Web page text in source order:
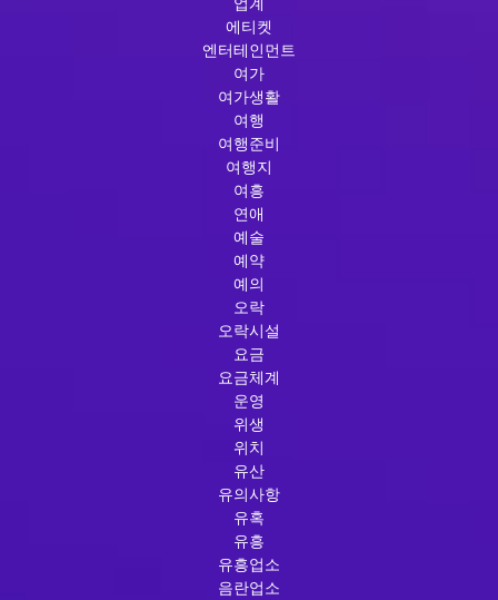
에티켓
엔터테인먼트
여가
여가생활
여행
여행준비
여행지
여흥
연애
예술
예약
예의
오락
오락시설
요금
요금체계
운영
위생
위치
유산
유의사항
유혹
유흥
유흥업소
음란업소